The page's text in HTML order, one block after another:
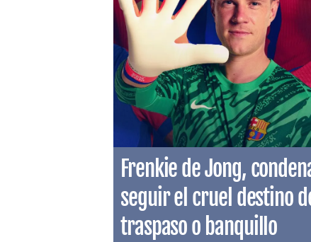
Frenkie de Jong,
seguir el cruel destino
traspaso o banquillo